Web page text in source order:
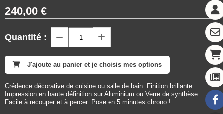
240,00 €
Quantité :
J'ajoute au panier et je choisis mes options
Crédence décorative de cuisine ou salle de bain. Finition brillante.
Impression en haute définition sur Aluminium ou Verre de synthèse.
Facile à recouper et à percer. Pose en 5 minutes chrono !